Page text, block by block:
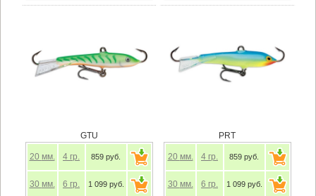
GTU
20 мм. 4 гр. 859 руб.
30 мм. 6 гр. 1 099 руб.
PRT
20 мм. 4 гр. 859 руб.
30 мм. 6 гр. 1 099 руб.